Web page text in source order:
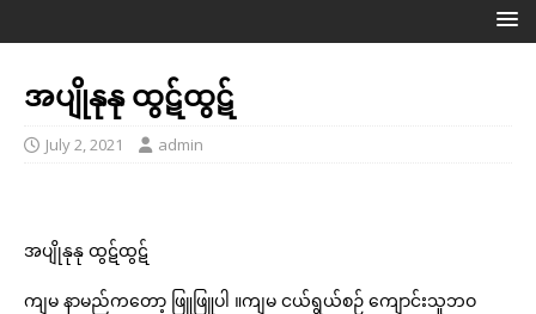
အပျိုနုနု ထွဋ်ထွဋ်
July 2, 2021 admin
အပျိုနုနု ထွဋ်ထွဋ်
ကျမ နာမည်ကတော့ ဖြူဖြူပါ ။ကျမ ငယ်ရွယ်စဉ် ကျောင်းသူဘဝ